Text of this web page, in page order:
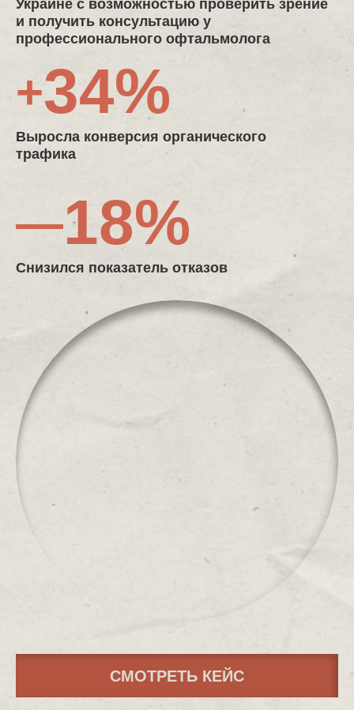
Украине с возможностью проверить зрение
и получить консультацию у
профессионального офтальмолога
+34%
Выросла конверсия органического
трафика
—18%
Снизился показатель отказов
СМОТРЕТЬ КЕЙС